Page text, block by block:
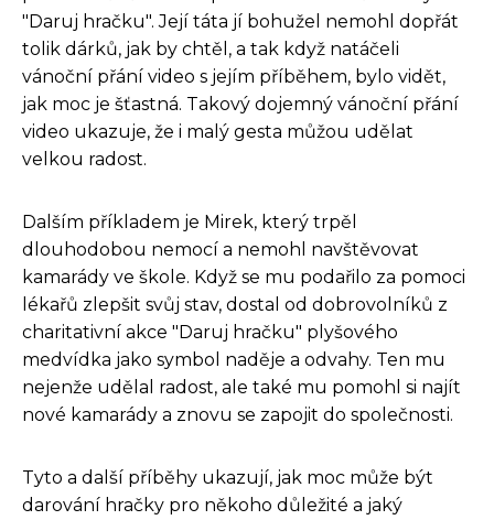
"Daruj hračku". Její táta jí bohužel nemohl dopřát
tolik dárků, jak by chtěl, a tak když natáčeli
vánoční přání video s jejím příběhem, bylo vidět,
jak moc je šťastná. Takový dojemný vánoční přání
video ukazuje, že i malý gesta můžou udělat
velkou radost.
Dalším příkladem je Mirek, který trpěl
dlouhodobou nemocí a nemohl navštěvovat
kamarády ve škole. Když se mu podařilo za pomoci
lékařů zlepšit svůj stav, dostal od dobrovolníků z
charitativní akce "Daruj hračku" plyšového
medvídka jako symbol naděje a odvahy. Ten mu
nejenže udělal radost, ale také mu pomohl si najít
nové kamarády a znovu se zapojit do společnosti.
Tyto a další příběhy ukazují, jak moc může být
darování hračky pro někoho důležité a jaký